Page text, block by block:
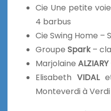
Cie Une petite
4 barbus
Cie Swing Home –
Groupe Spark–
Marjolaine ALZIARY
Elisabeth VIDAL
Monteverdi à Verdi